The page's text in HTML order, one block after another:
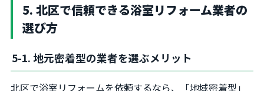
5. 北区で信頼できる浴室リフォーム業者の
選び方
5-1. 地元密着型の業者を選ぶメリット
北区で浴室リフォームを依頼するなら、「地域密着型」